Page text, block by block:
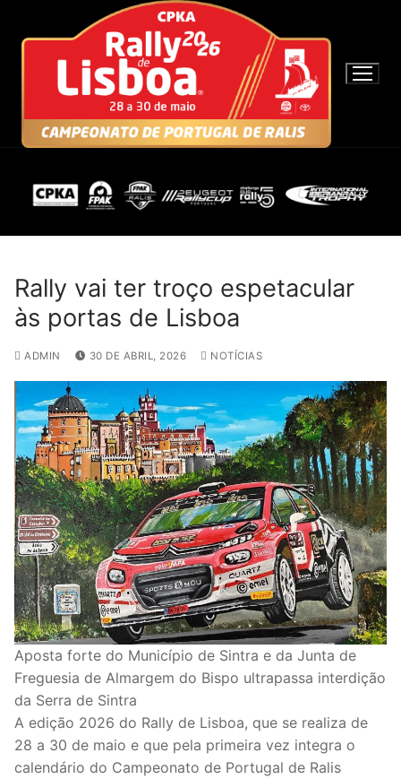
c
Rally vai ter troço espetacular
às portas de Lisboa
ADMIN 30 DE ABRIL, 2026 NOTÍCIAS
Aposta forte do Município de Sintra e da Junta de
Freguesia de Almargem do Bispo ultrapassa interdição
da Serra de Sintra
A edição 2026 do Rally de Lisboa, que se realiza de
28 a 30 de maio e que pela primeira vez integra o
calendário do Campeonato de Portugal de Ralis